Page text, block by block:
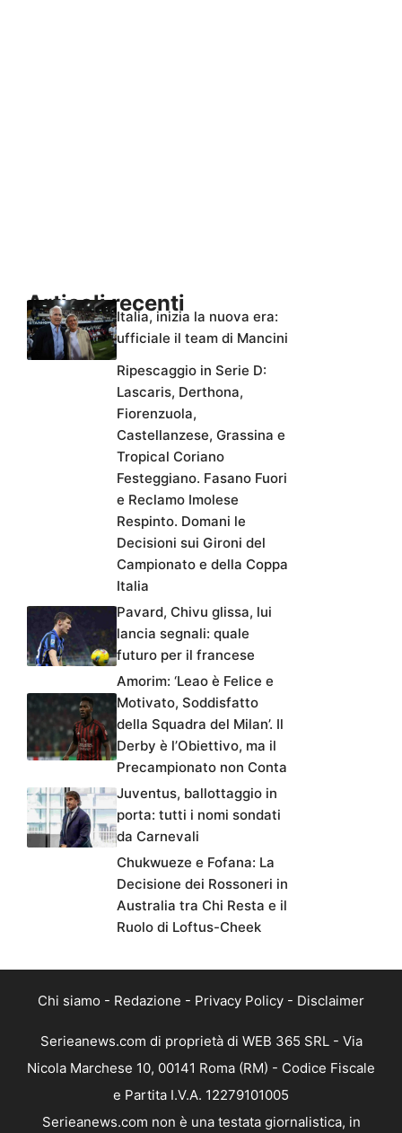
Articoli recenti
Italia, inizia la nuova era:
ufficiale il team di Mancini
Ripescaggio in Serie D:
Lascaris, Derthona,
Fiorenzuola,
Castellanzese, Grassina e
Tropical Coriano
Festeggiano. Fasano Fuori
e Reclamo Imolese
Respinto. Domani le
Decisioni sui Gironi del
Campionato e della Coppa
Italia
Pavard, Chivu glissa, lui
lancia segnali: quale
futuro per il francese
Amorim: ‘Leao è Felice e
Motivato, Soddisfatto
della Squadra del Milan’. Il
Derby è l’Obiettivo, ma il
Precampionato non Conta
Juventus, ballottaggio in
porta: tutti i nomi sondati
da Carnevali
Chukwueze e Fofana: La
Decisione dei Rossoneri in
Australia tra Chi Resta e il
Ruolo di Loftus-Cheek
Chi siamo - Redazione - Privacy Policy - Disclaimer
Serieanews.com di proprietà di WEB 365 SRL - Via
Nicola Marchese 10, 00141 Roma (RM) - Codice Fiscale
e Partita I.V.A. 12279101005
Serieanews.com non è una testata giornalistica, in